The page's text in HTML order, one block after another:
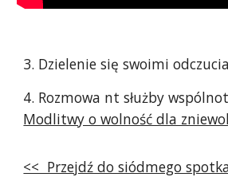
3. Dzielenie się swoimi
4. Rozmowa nt służby
Modlitwy o wolność dla
<< Przejdź do siódmego